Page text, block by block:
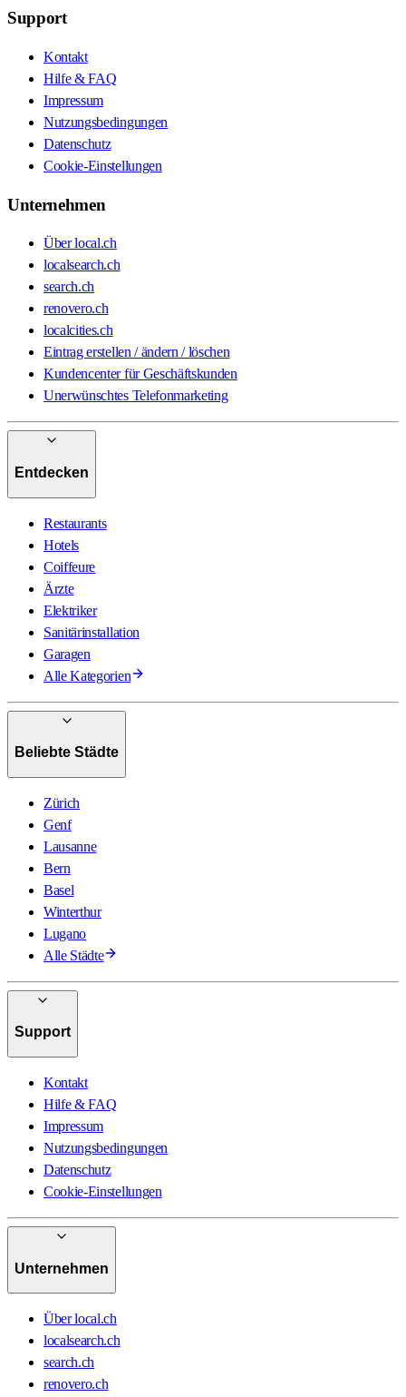
Support
Kontakt
Hilfe & FAQ
Impressum
Nutzungsbedingungen
Datenschutz
Cookie-Einstellungen
Unternehmen
Über local.ch
localsearch.ch
search.ch
renovero.ch
localcities.ch
Eintrag erstellen / ändern / löschen
Kundencenter für Geschäftskunden
Unerwünschtes Telefonmarketing
Entdecken
Restaurants
Hotels
Coiffeure
Ärzte
Elektriker
Sanitärinstallation
Garagen
Alle Kategorien
Beliebte Städte
Zürich
Genf
Lausanne
Bern
Basel
Winterthur
Lugano
Alle Städte
Support
Kontakt
Hilfe & FAQ
Impressum
Nutzungsbedingungen
Datenschutz
Cookie-Einstellungen
Unternehmen
Über local.ch
localsearch.ch
search.ch
renovero.ch